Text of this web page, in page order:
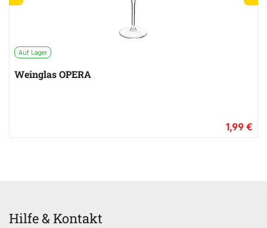
Auf Lager
Weinglas OPERA
1,99 €
Hilfe & Kontakt